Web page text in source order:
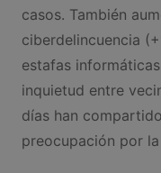
casos. También
ciberdelincuencia
estafas
inquietud entre
días han
preocupación por